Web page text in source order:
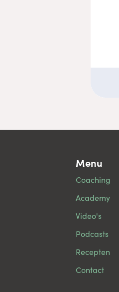
Menu
Coaching
Academy
Video's
Podcasts
Recepten
Contact